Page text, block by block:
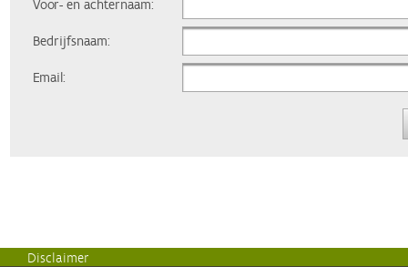
Voor- en achternaam:
Bedrijfsnaam:
Email:
Disclaimer